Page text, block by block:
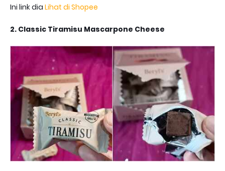
Ini link dia Lihat di Shopee
2. Classic Tiramisu Mascarpone Cheese